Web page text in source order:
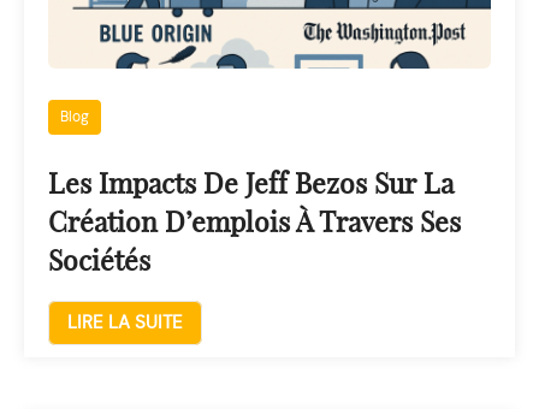
Blog
Les Impacts De Jeff Bezos Sur La
Création D’emplois À Travers Ses
Sociétés
LIRE LA SUITE